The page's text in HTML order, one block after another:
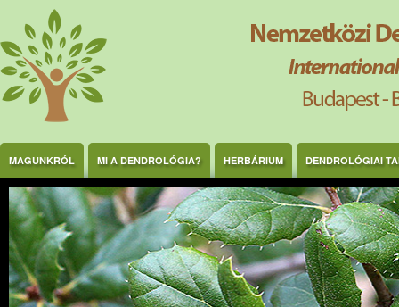
Ugrás a tartalomra
MAGUNKRÓL MI A DENDROLÓGIA? HERBÁRIUM DENDROLÓGIAI